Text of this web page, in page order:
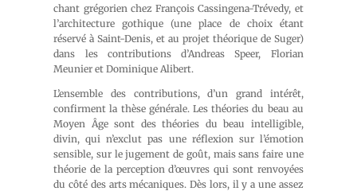
chant grégorien chez François Cassingena-Trévedy, et
l’architecture gothique (une place de choix étant
réservé à Saint-Denis, et au projet théorique de Suger)
dans les contributions d’Andreas Speer, Florian
Meunier et Dominique Alibert.
L’ensemble des contributions, d’un grand intérêt,
confirment la thèse générale. Les théories du beau au
Moyen Âge sont des théories du beau intelligible,
divin, qui n’exclut pas une réflexion sur l’émotion
sensible, sur le jugement de goût, mais sans faire une
théorie de la perception d’œuvres qui sont renvoyées
du côté des arts mécaniques. Dès lors, il y a une assez